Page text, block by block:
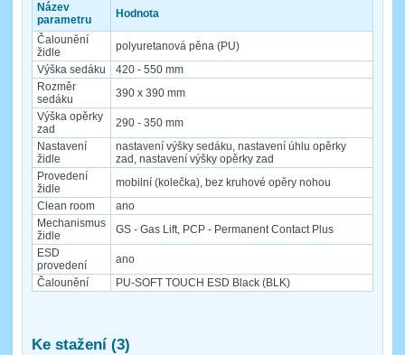
Název
parametru
Hodnota
Čalounění
židle
polyuretanová pěna (PU)
Výška sedáku
420 - 550 mm
Rozměr
sedáku
390 x 390 mm
Výška opěrky
zad
290 - 350 mm
Nastavení
židle
nastavení výšky sedáku, nastavení úhlu opěrky
zad, nastavení výšky opěrky zad
Provedení
židle
mobilní (kolečka), bez kruhové opěry nohou
Clean room
ano
Mechanismus
židle
GS - Gas Lift, PCP - Permanent Contact Plus
ESD
provedení
ano
Čalounění
PU-SOFT TOUCH ESD Black (BLK)
Ke stažení (3)